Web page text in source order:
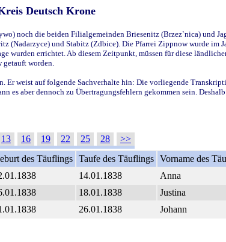
Deutsch Krone
noch die beiden Filialgemeinden Briesenitz (Brzez`nica) und
(Nadarzyce) und Stabitz (Zdbice). Die Pfarrei Zippnow wurde
errichtet. Ab diesem Zeitpunkt, müssen für diese
worden.
Er weist auf folgende Sachverhalte hin: Die vorliegende
es aber dennoch zu Übertragungsfehlern gekommen sein.
13 16 19 22 25 28
>>
des Täuflings Taufe des Täuflings Vorname des
14.01.1838 Anna
18.01.1838 Justina
26.01.1838 Johann